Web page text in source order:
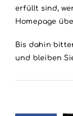
erfüllt sind,
Homepage
Bis dahin
und bleiben